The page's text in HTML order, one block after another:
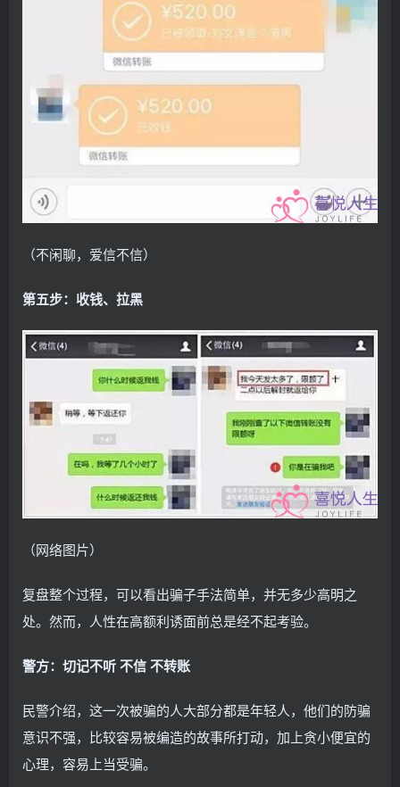
（不闲聊，爱信不信）
第五步：收钱、拉黑
（网络图片）
复盘整个过程，可以看出骗子手法简单，并无多少高明之
处。然而，人性在高额利诱面前总是经不起考验。
警方：切记不听 不信 不转账
民警介绍，这一次被骗的人大部分都是年轻人，他们的防骗
意识不强，比较容易被编造的故事所打动，加上贪小便宜的
心理，容易上当受骗。